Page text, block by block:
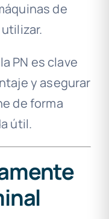
de
PN es clave
y asegurar
de forma
útil.